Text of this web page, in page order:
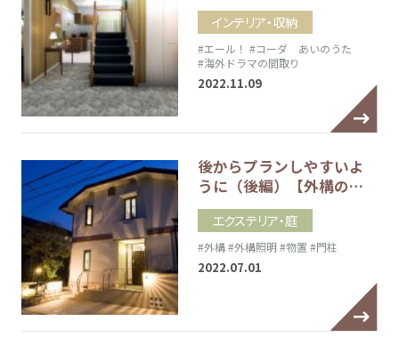
インテリア・収納
#エール！ #コーダ あいのうた
#海外ドラマの間取り
2022.11.09
後からプランしやすいよ
うに（後編）【外構の…
エクステリア・庭
#外構#外構照明 #物置 #門柱
2022.07.01